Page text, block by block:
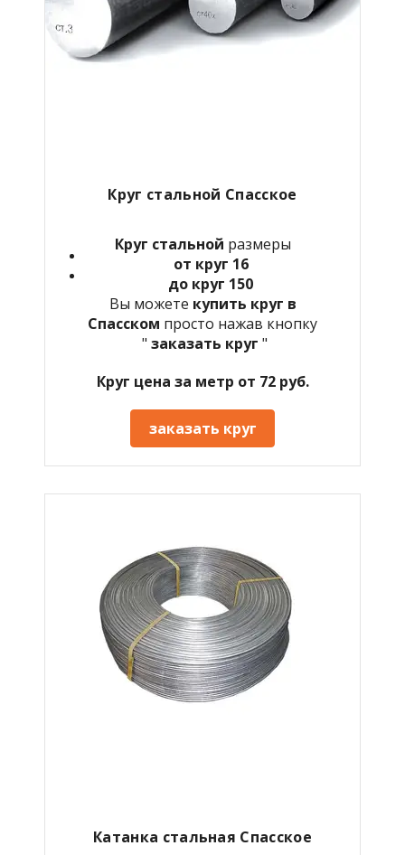
Круг стальной Спасское
Круг стальной размеры
от круг 16
до круг 150
Вы можете купить круг в
Спасском просто нажав кнопку
" заказать круг "
Круг цена за метр от 72 руб.
заказать круг
Катанка стальная Спасское